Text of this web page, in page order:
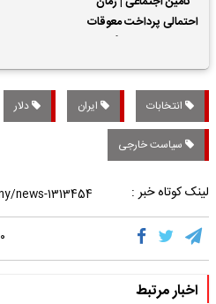
احتمالی پرداخت معوقات
انتخابات ایران دلار
سیاست خارجی
لینک کوتاه خبر :
۰
اخبار مرتبط